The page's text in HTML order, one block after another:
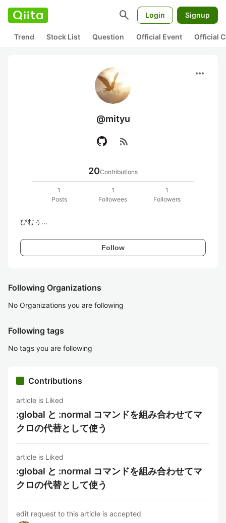
search Login Signup
Trend Stock List Question Official Event Official
more_horiz
@mityu
rss_feed
20Contributions
1
Posts
1
Followees
1
Followers
びむぅ...
Follow
Following Organizations
No Organizations you are following
Following tags
No tags you are following
Contributions
article is Liked
:global と :normal コマンドを組み合わせてマ
クロの代替として使う
article is Liked
:global と :normal コマンドを組み合わせてマ
クロの代替として使う
edit request to this article is accepted